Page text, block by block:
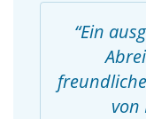
Ein
von